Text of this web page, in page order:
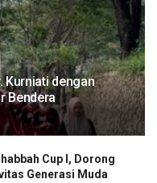
Kurniati dengan
Bendera
Cup I, Dorong
Generasi Muda